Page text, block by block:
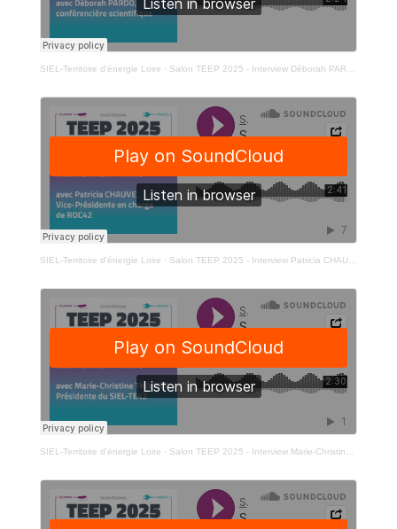
SIEL-Territoire d'énergie Loire · Salon TEEP 2025 - Interview Déborah PARDO - Conférencière scientifique - Urgence climatique
SIEL-Territoire d'énergie Loire · Salon TEEP 2025 - Interview Patricia CHAUVE - Vice-Présidente en charge de ROC42
SIEL-Territoire d'énergie Loire · Salon TEEP 2025 - Interview Marie-Christine THIVANT - Présidente du SIEL-TE42